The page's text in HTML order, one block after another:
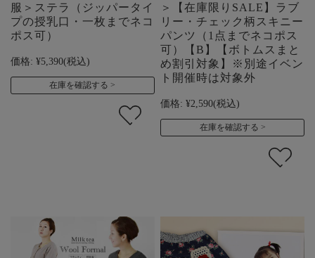
服＞ステラ（ジッパータイ
プの授乳口・一枚までネコ
ポス可）
価格: ¥5,390(税込)
在庫を確認する
＞【在庫限りSALE】ラブ
リー・チェック柄スキニー
パンツ（1点までネコポス
可）【B】【ボトムスまと
め割引対象】※別途イベン
ト開催時は対象外
価格: ¥2,590(税込)
在庫を確認する